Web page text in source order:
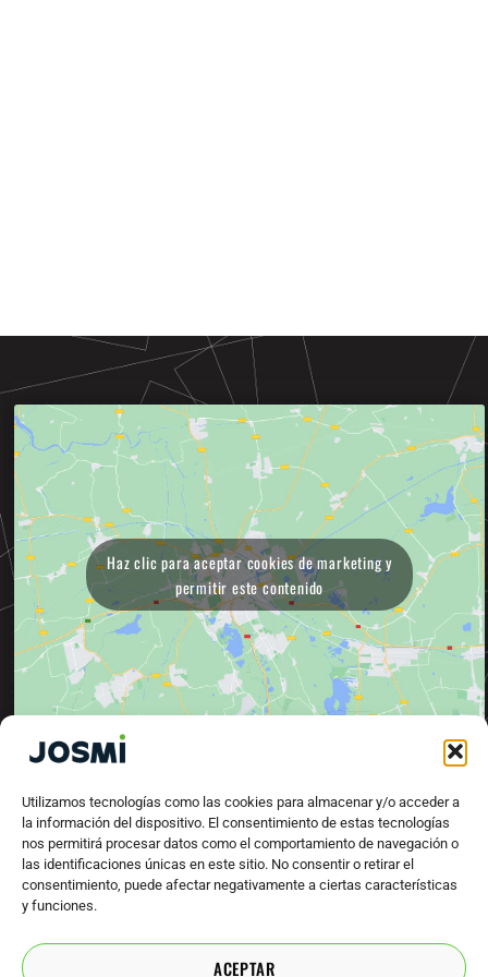
Utilizamos tecnologías como las cookies para almacenar y/o acceder a
la información del dispositivo. El consentimiento de estas tecnologías
nos permitirá procesar datos como el comportamiento de navegación o
las identificaciones únicas en este sitio. No consentir o retirar el
consentimiento, puede afectar negativamente a ciertas características
y funciones.
ACEPTAR
Haz clic para aceptar cookies de marketing y
permitir este contenido
F
Y